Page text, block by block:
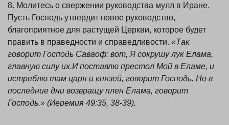
8. Молитесь о свержении руководства мулл в Иране.
Пусть Господь утвердит новое руководство,
благоприятное для растущей Церкви, которое будет
править в праведности и справедливости. «Так
говорит Господь Саваоф: вот, Я сокрушу лук Елама,
главную силу их.И поставлю престол Мой в Еламе, и
истреблю там царя и князей, говорит Господь. Но в
последние дни возвращу плен Елама, говорит
Господь.» (Иеремия 49:35, 38-39).